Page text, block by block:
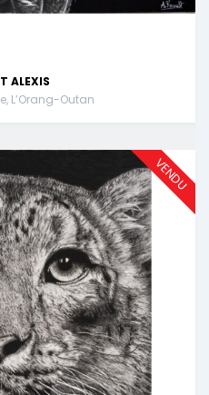
ALEXIS
L’Orang-Outan
VENDU